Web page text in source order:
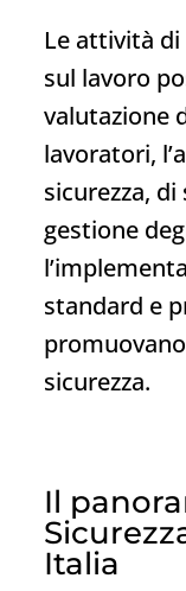
Le attività
sul lavoro
valutazione
lavoratori,
sicurezza,
gestione
standard e
sicurezza.
Il
Italia